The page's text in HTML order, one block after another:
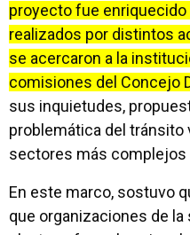
proyecto fue
realizados por distintos
se acercaron a la
comisiones del Concejo
sus inquietudes,
problemática del tránsito
sectores más complejos
En este marco, sostuvo
que organizaciones de